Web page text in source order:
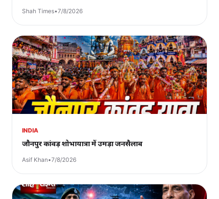
Shah Times•7/8/2026
INDIA
जौनपुर कांवड़ शोभायात्रा में उमड़ा जनसैलाब
Asif Khan•7/8/2026